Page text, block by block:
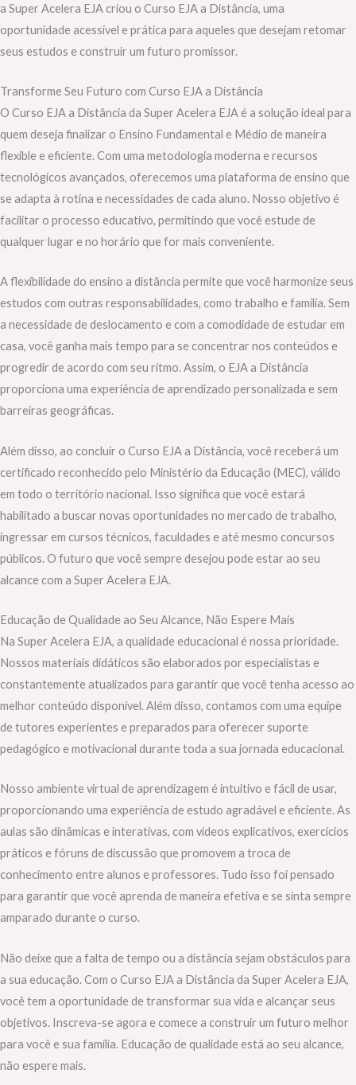
a Super Acelera EJA criou o Curso EJA a Distância, uma
oportunidade acessível e prática para aqueles que desejam retomar
seus estudos e construir um futuro promissor.
Transforme Seu Futuro com Curso EJA a Distância
O Curso EJA a Distância da Super Acelera EJA é a solução ideal para
quem deseja finalizar o Ensino Fundamental e Médio de maneira
flexible e eficiente. Com uma metodologia moderna e recursos
tecnológicos avançados, oferecemos uma plataforma de ensino que
se adapta à rotina e necessidades de cada aluno. Nosso objetivo é
facilitar o processo educativo, permitindo que você estude de
qualquer lugar e no horário que for mais conveniente.
A flexibilidade do ensino a distância permite que você harmonize seus
estudos com outras responsabilidades, como trabalho e família. Sem
a necessidade de deslocamento e com a comodidade de estudar em
casa, você ganha mais tempo para se concentrar nos conteúdos e
progredir de acordo com seu ritmo. Assim, o EJA a Distância
proporciona uma experiência de aprendizado personalizada e sem
barreiras geográficas.
Além disso, ao concluir o Curso EJA a Distância, você receberá um
certificado reconhecido pelo Ministério da Educação (MEC), válido
em todo o território nacional. Isso significa que você estará
habilitado a buscar novas oportunidades no mercado de trabalho,
ingressar em cursos técnicos, faculdades e até mesmo concursos
públicos. O futuro que você sempre desejou pode estar ao seu
alcance com a Super Acelera EJA.
Educação de Qualidade ao Seu Alcance, Não Espere Mais
Na Super Acelera EJA, a qualidade educacional é nossa prioridade.
Nossos materiais didáticos são elaborados por especialistas e
constantemente atualizados para garantir que você tenha acesso ao
melhor conteúdo disponível. Além disso, contamos com uma equipe
de tutores experientes e preparados para oferecer suporte
pedagógico e motivacional durante toda a sua jornada educacional.
Nosso ambiente virtual de aprendizagem é intuitivo e fácil de usar,
proporcionando uma experiência de estudo agradável e eficiente. As
aulas são dinâmicas e interativas, com vídeos explicativos, exercícios
práticos e fóruns de discussão que promovem a troca de
conhecimento entre alunos e professores. Tudo isso foi pensado
para garantir que você aprenda de maneira efetiva e se sinta sempre
amparado durante o curso.
Não deixe que a falta de tempo ou a distância sejam obstáculos para
a sua educação. Com o Curso EJA a Distância da Super Acelera EJA,
você tem a oportunidade de transformar sua vida e alcançar seus
objetivos. Inscreva-se agora e comece a construir um futuro melhor
para você e sua família. Educação de qualidade está ao seu alcance,
não espere mais.